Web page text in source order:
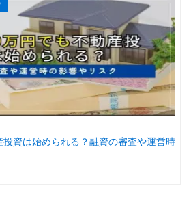
資は始められる？融資の審査や運営時